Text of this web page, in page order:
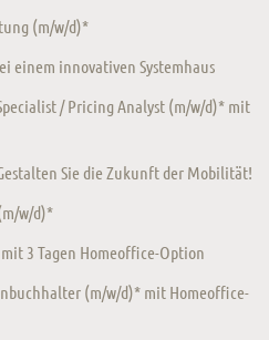
(m/w/d)*
einem innovativen Systemhaus
/ Pricing Analyst (m/w/d)* mit
Sie die Zukunft der Mobilität!
w/d)*
3 Tagen Homeoffice-Option
(m/w/d)* mit Homeoffice-